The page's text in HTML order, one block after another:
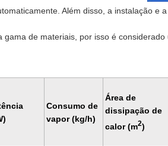
Além disso, a instalação e
de materiais, por isso é considerado
Consumo de
vapor (kg/h)
Área de
dissipação de
calor (m2)